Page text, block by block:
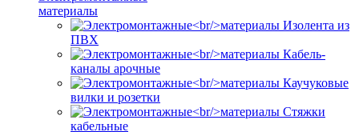
материалы
Изолента из
ПВХ
Кабель-
каналы арочные
Каучуковые
вилки и розетки
Стяжки
кабельные